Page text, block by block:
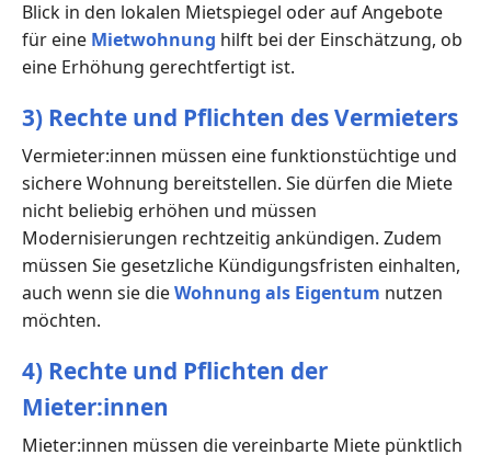
Blick in den lokalen Mietspiegel oder auf Angebote
für eine Mietwohnung hilft bei der Einschätzung, ob
eine Erhöhung gerechtfertigt ist.
3) Rechte und Pflichten des Vermieters
Vermieter:innen müssen eine funktionstüchtige und
sichere Wohnung bereitstellen. Sie dürfen die Miete
nicht beliebig erhöhen und müssen
Modernisierungen rechtzeitig ankündigen. Zudem
müssen Sie gesetzliche Kündigungsfristen einhalten,
auch wenn sie dieWohnung als Eigentum nutzen
möchten.
4) Rechte und Pflichten der
Mieter:innen
Mieter:innen müssen die vereinbarte Miete pünktlich